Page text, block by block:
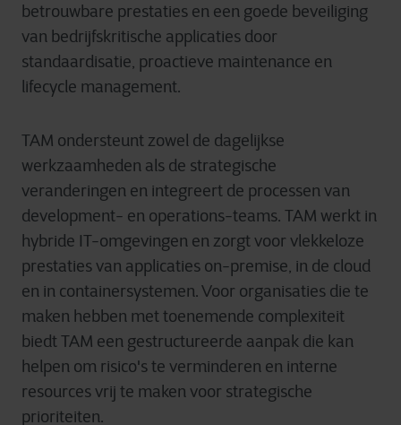
betrouwbare prestaties en een goede beveiliging
van bedrijfskritische applicaties door
standaardisatie, proactieve maintenance en
lifecycle management.
TAM ondersteunt zowel de dagelijkse
werkzaamheden als de strategische
veranderingen en integreert de processenvan
development- en operations-teams. TAM werkt in
hybride IT-omgevingen en zorgtvoor vlekkeloze
prestatiesvan applicaties on-premise, in de cloud
en in containersystemen. Voor organisaties die te
maken hebben mettoenemende complexiteit
biedtTAM een gestructureerde aanpak die kan
helpen om risico'ste verminderen en interne
resourcesvrij te makenvoor strategische
prioriteiten.